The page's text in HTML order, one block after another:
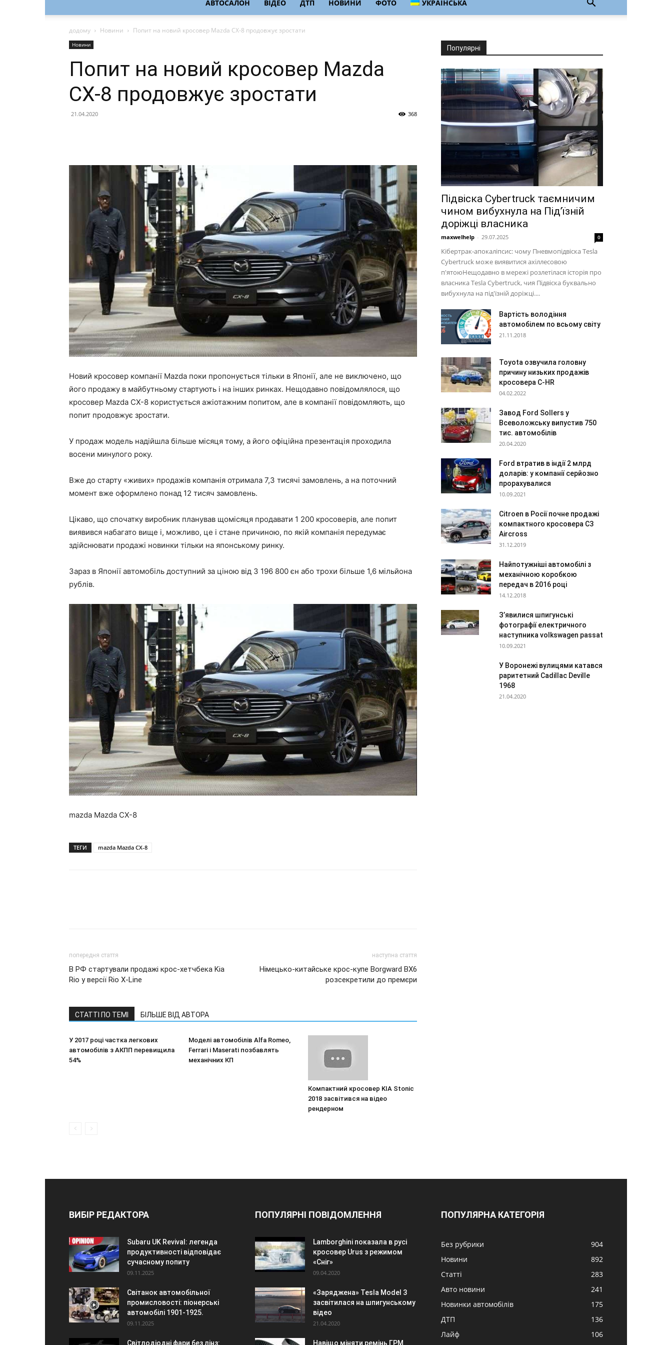
АВТОСАЛОН ВІДЕО ДТП НОВИНИ ФОТО УКРАЇНСЬКА
додому Новини Попит на новий кросовер Mazda CX-8 продовжує зростати
Новини
Попит на новий кросовер Mazda
CX-8 продовжує зростати
21.04.2020 368
Новий кросовер компанії Mazda поки пропонується тільки в Японії, але не виключено, що
його продажу в майбутньому стартують і на інших ринках. Нещодавно повідомлялося, що
кросовер Mazda CX-8 користується ажіотажним попитом, але в компанії повідомляють, що
попит продовжує зростати.
У продаж модель надійшла більше місяця тому, а його офіційна презентація проходила
восени минулого року.
Вже до старту «живих» продажів компанія отримала 7,3 тисячі замовлень, а на поточний
момент вже оформлено понад 12 тисяч замовлень.
Цікаво, що спочатку виробник планував щомісяця продавати 1 200 кросоверів, але попит
виявився набагато вище і, можливо, це і стане причиною, по якій компанія передумає
здійснювати продажі новинки тільки на японському ринку.
Зараз в Японії автомобіль доступний за ціною від 3 196 800 єн або трохи більше 1,6 мільйона
рублів.
mazda Mazda CX-8
ТЕГИ mazda Mazda CX-8
попередня стаття
В РФ стартували продажі крос-хетчбека Kia
Rio у версії Rio X-Line
наступна стаття
Німецько-китайське крос-купе Borgward BX6
розсекретили до премєри
СТАТТІ ПО ТЕМІ БІЛЬШЕ ВІД АВТОРА
У 2017 році частка легкових
автомобілів з АКПП перевищила
54%
Моделі автомобілів Alfa Romeo,
Ferrari і Maserati позбавлять
механічних КП
Компактний кросовер KIA Stonic
2018 засвітився на відео
рендерном
Популярні
Підвіска Cybertruck таємничим
чином вибухнула на Під’їзній
доріжці власника
maxwelhelp - 29.07.2025 0
Кібертрак-апокаліпсис: чому Пневмопідвіска Tesla
Cybertruck може виявитися ахіллесовою
п'ятоюНещодавно в мережі розлетілася історія про
власника Tesla Cybertruck, чия Підвіска буквально
вибухнула на під'їзній доріжці....
Вартість володіння
автомобілем по всьому світу
21.11.2018
Toyota озвучила головну
причину низьких продажів
кросовера C-HR
04.02.2022
Завод Ford Sollers у
Всеволожську випустив 750
тис. автомобілів
20.04.2020
Ford втратив в індії 2 млрд
доларів: у компанії серйозно
прорахувалися
10.09.2021
Citroen в Росії почне продажі
компактного кросовера C3
Aircross
31.12.2019
Найпотужніші автомобілі з
механічною коробкою
передач в 2016 році
14.12.2018
З’явилися шпигунські
фотографії електричного
наступника volkswagen passat
10.09.2021
У Воронежі вулицями катався
раритетний Cadillac Deville
1968
21.04.2020
ВИБІР РЕДАКТОРА
Subaru UK Revival: легенда
продуктивності відповідає
сучасному попиту
09.11.2025
Світанок автомобільної
промисловості: піонерські
автомобілі 1901-1925.
09.11.2025
Світлодіодні фари без лінз:
ПОПУЛЯРНІ ПОВІДОМЛЕННЯ
Lamborghini показала в русі
кросовер Urus з режимом
«Сніг»
09.04.2020
«Заряджена» Tesla Model 3
засвітилася на шпигунському
відео
21.04.2020
Навіщо міняти ремінь ГРМ
ПОПУЛЯРНА КАТЕГОРІЯ
Без рубрики
904
Новини
892
Статті
283
Авто новини
241
Новинки автомобілів
175
ДТП
136
Лайф
106